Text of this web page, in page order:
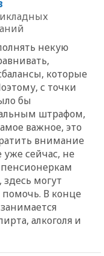
некую
которые
с точки
бы
штрафом,
важное, это
внимание
сейчас, не
здесь могут
В конце
алкоголя и